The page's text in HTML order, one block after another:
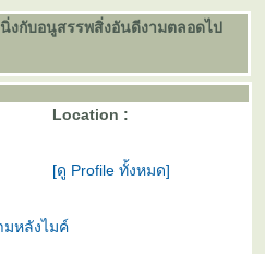
งกับอนูสรรพสิ่งอันดีงามตลอดไป
Location :
[ดู Profile ทั้งหมด]
มหลังไมค์